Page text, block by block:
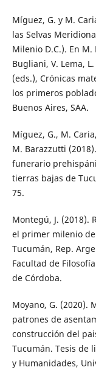
Míguez, G. y M.
las Selvas
Milenio D.C.). En
Bugliani, V. Lema,
(eds.), Crónicas
los primeros
Buenos Aires, SAA.
Míguez, G., M.
M. Barazzutti
funerario
tierras bajas de
75.
Montegú, J. (2018).
el primer milenio de
Tucumán, Rep.
Facultad de
de Córdoba.
Moyano, G. (2020).
patrones de
construcción del
Tucumán. Tesis de
y Humanidades,